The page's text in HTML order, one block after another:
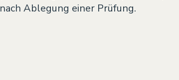
nach Ablegung einer Prüfung.